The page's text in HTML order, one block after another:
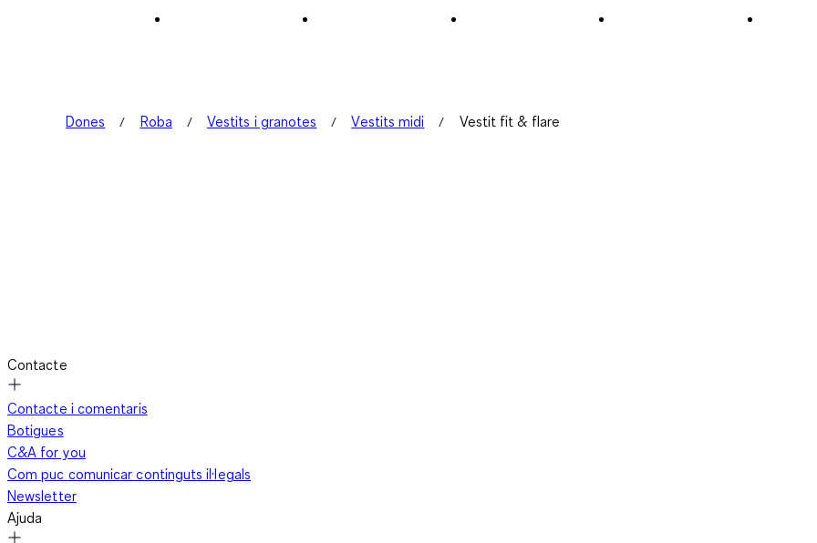
Dones Roba Vestits i granotes Vestits midi Vestit fit & flare
Contacte
Contacte i comentaris
Botigues
C&A for you
Com puc comunicar continguts il·legals
Newsletter
Ajuda